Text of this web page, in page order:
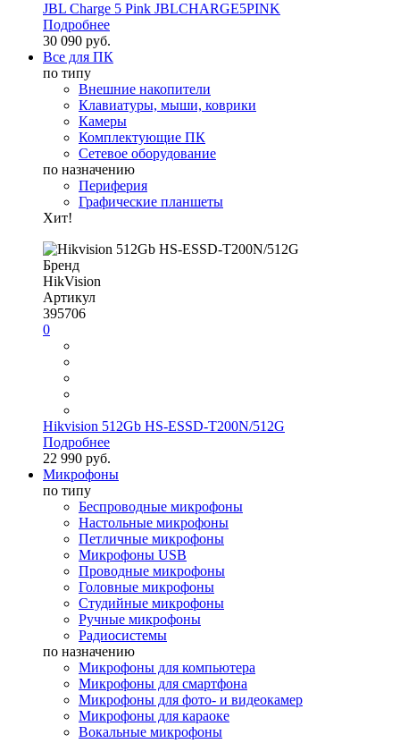
JBL Charge 5 Pink JBLCHARGE5PINK
Подробнее
30 090 руб.
Все для ПК
по типу
Внешние накопители
Клавиатуры, мыши, коврики
Камеры
Комплектующие ПК
Сетевое оборудование
по назначению
Периферия
Графические планшеты
Хит!
Бренд
HikVision
Артикул
395706
0
Hikvision 512Gb HS-ESSD-T200N/512G
Подробнее
22 990 руб.
Микрофоны
по типу
Беспроводные микрофоны
Настольные микрофоны
Петличные микрофоны
Микрофоны USB
Проводные микрофоны
Головные микрофоны
Студийные микрофоны
Ручные микрофоны
Радиосистемы
по назначению
Микрофоны для компьютера
Микрофоны для смартфона
Микрофоны для фото- и видеокамер
Микрофоны для караоке
Вокальные микрофоны